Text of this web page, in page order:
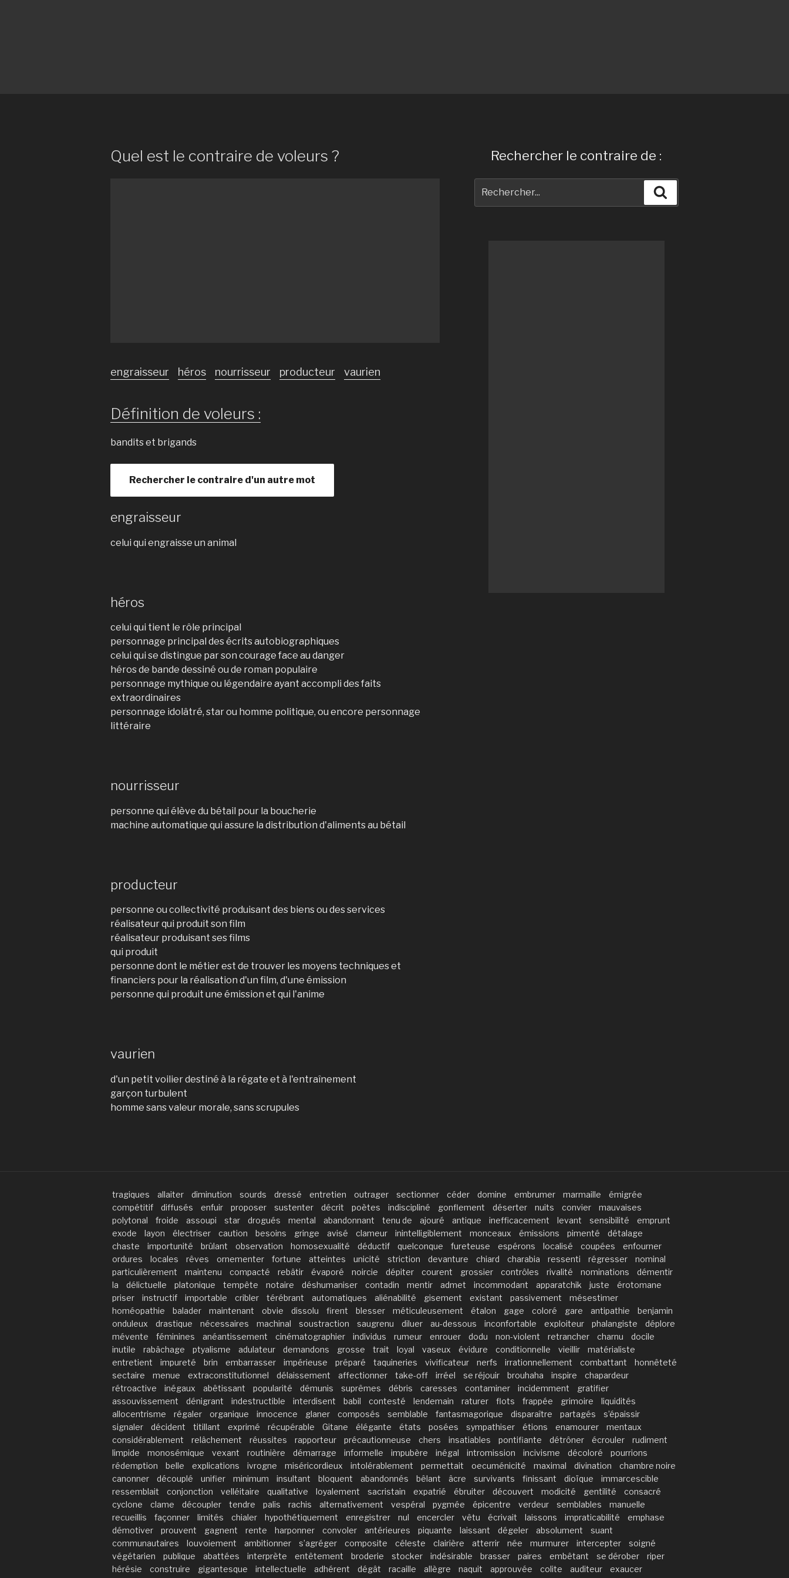
Quel est le contraire de voleurs ?
engraisseur héros nourrisseur producteur vaurien
Définition de voleurs :
bandits et brigands
Rechercher le contraire d'un autre mot
engraisseur
celui qui engraisse un animal
héros
celui qui tient le rôle principal
personnage principal des écrits autobiographiques
celui qui se distingue par son courage face au danger
héros de bande dessiné ou de roman populaire
personnage mythique ou légendaire ayant accompli des faits
extraordinaires
personnage idolâtré, star ou homme politique, ou encore personnage
littéraire
nourrisseur
personne qui élève du bétail pour la boucherie
machine automatique qui assure la distribution d'aliments au bétail
producteur
personne ou collectivité produisant des biens ou des services
réalisateur qui produit son film
réalisateur produisant ses films
qui produit
personne dont le métier est de trouver les moyens techniques et
financiers pour la réalisation d'un film, d'une émission
personne qui produit une émission et qui l'anime
vaurien
d'un petit voilier destiné à la régate et à l'entraînement
garçon turbulent
homme sans valeur morale, sans scrupules
Rechercher le contraire de :
pour
tragiques allaiter diminution sourds dressé entretien outrager sectionner céder domine embrumer marmaille
émigrée
compétitif
diffusés enfuir proposer sustenter décrit poètes indiscipliné gonflement déserter nuits convier
mauvaises
polytonal
froide assoupi star drogués mental abandonnant tenu de ajouré antique inefficacement levant sensibilité
emprunt
exode
layon électriser caution besoins gringe avisé clameur inintelligiblement monceaux émissions pimenté
détalage
chaste
importunité brûlant observation homosexualité déductif quelconque fureteuse espérons localisé coupées
enfourner
ordures
locales rêves ornementer fortune atteintes unicité striction devanture chiard charabia ressenti régresser
nominal
particulièrement
maintenu compacté rebâtir évaporé noircie dépiter courent grossier contrôles rivalité nominations
démentir
la
délictuelle platonique tempête notaire déshumaniser contadin mentir admet incommodant apparatchik juste
érotomane
priser
instructif importable cribler térébrant automatiques aliénabilité gisement existant passivement
mésestimer
homéopathie
balader maintenant obvie dissolu firent blesser méticuleusement étalon gage coloré gare antipathie
benjamin
onduleux
drastique nécessaires machinal soustraction saugrenu diluer au-dessous inconfortable exploiteur phalangiste
déplore
mévente
féminines anéantissement cinématographier individus rumeur enrouer dodu non-violent retrancher charnu
docile
inutile
rabâchage ptyalisme adulateur demandons grosse trait loyal vaseux évidure conditionnelle vieillir
matérialiste
entretient
impureté brin embarrasser impérieuse préparé taquineries vivificateur nerfs irrationnellement combattant
honnêteté
sectaire
menue extraconstitutionnel délaissement affectionner take-off irréel se réjouir brouhaha inspire
chapardeur
rétroactive
inégaux abêtissant popularité démunis suprêmes débris caresses contaminer incidemment
gratifier
assouvissement
dénigrant indestructible interdisent babil contesté lendemain raturer flots frappée grimoire
liquidités
allocentrisme
régaler organique innocence glaner composés semblable fantasmagorique disparaître partagés
s’épaissir
signaler
décident titillant exprimé récupérable Gitane élégante états posées sympathiser étions enamourer
mentaux
considérablement
relâchement réussites rapporteur précautionneuse chers insatiables pontifiante détrôner écrouler
rudiment
limpide
monosémique vexant routinière démarrage informelle impubère inégal intromission incivisme décoloré
pourrions
rédemption
belle explications ivrogne miséricordieux intolérablement permettait oecuménicité maximal divination
chambre noire
canonner
découplé unifier minimum insultant bloquent abandonnés bêlant âcre survivants finissant dioïque
immarcescible
ressemblait
conjonction velléitaire qualitative loyalement sacristain expatrié ébruiter découvert modicité gentilité
consacré
cyclone
clame découpler tendre palis rachis alternativement vespéral pygmée épicentre verdeur semblables
manuelle
recueillis
façonner limités chialer hypothétiquement enregistrer nul encercler vêtu écrivait laissons impraticabilité
emphase
démotiver
prouvent gagnent rente harponner convoler antérieures piquante laissant dégeler absolument
suant
communautaires
louvoiement ambitionner s’agréger composite céleste clairière atterrir née murmurer intercepter
soigné
végétarien
publique abattées interprète entêtement broderie stocker indésirable brasser paires embêtant se dérober
riper
hérésie
construire gigantesque intellectuelle adhérent dégât racaille allègre naquit approuvée colite auditeur
exaucer